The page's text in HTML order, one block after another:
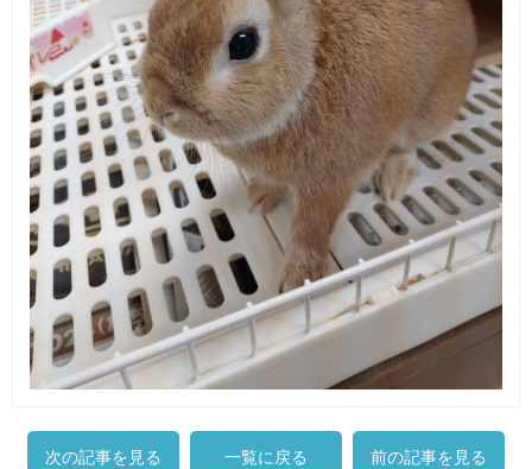
次の記事を見る 一覧に戻る 前の記事を見る